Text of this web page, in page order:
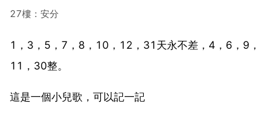
27樓：安分
1，3，5，7，8，10，12，31天永不差，4，6，9，
11，30整。
這是一個小兒歌，可以記一記